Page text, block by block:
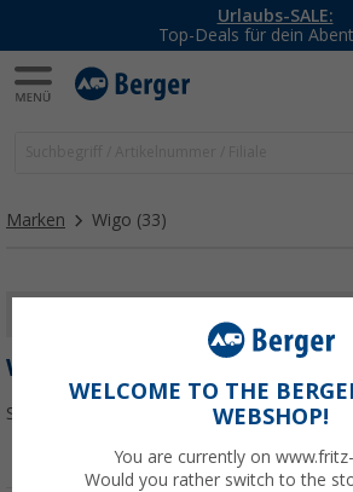
-
Mit
Marken Wigo (33)
WIGO
Sortieren:
WELCOME TO THE
WEBSHOP!
You are currently on
Would you rather switch to the